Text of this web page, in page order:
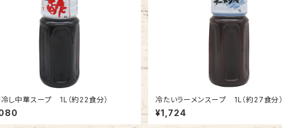
し中華スープ 1L（約22食分） 冷たいラーメンスープ 1L（約27食分）
¥1,724